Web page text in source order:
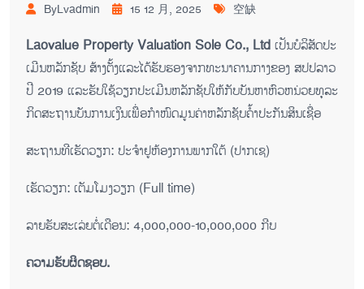
ByLvadmin 15 12 月, 2025 空缺
Laovalue Property Valuation Sole Co., Ltd ເປັນ​ບໍ​ລິ​ສັດ​ປະ​
ເມີນ​ຫລັກ​ຊັບ ສ້າ​ງ​ຕັ້ງ​ແລະ​ໄດ້​ຮັບ​ຮອງ​ຈາກ​ທະ​ນາ​ຄານ​ກາງຂອງ ສ​ປ​ປ​ລາວ
​ປີ 2019 ແລະ​ຮັບ​ໃຊ້​ວຽກ​ປະ​ເມີນ​ຫລັກ​ຊັບ​ໃຫ້​ກັບ​ບັ​ນ​ຫາ​ຫົວ​ຫນ່ວຍ​ທຸ​ລະ​
ກິດ​ສະ​ຖານ​ບັນ​ການ​ເງິນ​ເພື່ອ​ກຳ​ໜົດ​ມູນ​ຄ່າ​ຫລັກ​ຊັບ​ຄ້ຳ​ປະ​ກັນ​ສິນ​ເຊື່ອ
ສະ​ຖານ​ທີ​ເຮັດ​ວຽກ​: ປະ​ຈຳ​ຢູ​ຫ້ອງ​ການ​ພາກ​ໃຕ້ (ປາກ​ເຊ)
ເຮັດ​ວຽກ: ເຕັມ​ໂມງວຽກ (Full time)
ລາຍ​ຮັບ​ສະ​ເລ່ຍ​ຕໍ່​ເດືອນ: 4,000,000-10,000,000 ກີບ
ຄວາມຮັບຜິດຊອບ.